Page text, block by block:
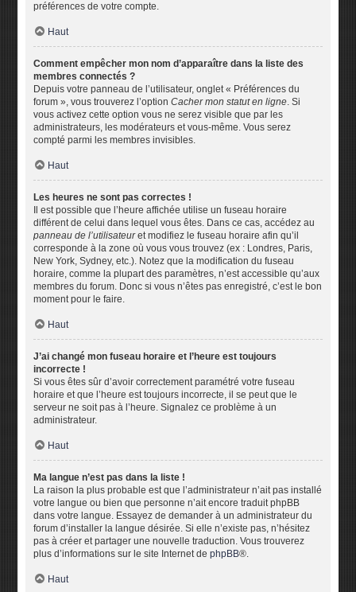
préférences de votre compte.
Haut
Comment empêcher mon nom d’apparaître dans la liste des
membres connectés ?
Depuis votre panneau de l’utilisateur, onglet « Préférences du
forum », vous trouverez l’optionCacher mon statut en ligne. Si
vous activez cette option vous ne serez visible que par les
administrateurs, les modérateurs et vous-même. Vous serez
compté parmi les membres invisibles.
Haut
Les heures ne sont pas correctes !
Il est possible que l’heure affichée utilise un fuseau horaire
différent de celui dans lequel vous êtes. Dans ce cas, accédez au
panneau de l’utilisateuret modifiez le fuseau horaire afin qu’il
corresponde à la zone où vous vous trouvez (ex : Londres, Paris,
New York, Sydney, etc.). Notez que la modification du fuseau
horaire, comme la plupart des paramètres, n’est accessible qu’aux
membres du forum. Donc si vous n’êtes pas enregistré, c’est le bon
moment pour le faire.
Haut
J’ai changé mon fuseau horaire et l’heure est toujours
incorrecte !
Si vous êtes sûr d’avoir correctement paramétré votre fuseau
horaire et que l’heure est toujours incorrecte, il se peut que le
serveur ne soit pas à l’heure. Signalez ce problème à un
administrateur.
Haut
Ma langue n’est pas dans la liste !
La raison la plus probable est que l’administrateur n’ait pas installé
votre langue ou bien que personne n’ait encore traduit phpBB
dans votre langue. Essayez de demander à un administrateur du
forum d’installer la langue désirée. Si elle n’existe pas, n’hésitez
pas à créer et partager une nouvelle traduction. Vous trouverez
plus d’informations sur le site Internet dephpBB®.
Haut